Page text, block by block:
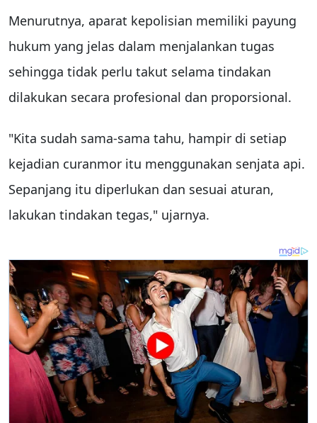
Menurutnya, aparat kepolisian memiliki payung
hukum yang jelas dalam menjalankan tugas
sehingga tidak perlu takut selama tindakan
dilakukan secara profesional dan proporsional.
"Kita sudah sama-sama tahu, hampir di setiap
kejadian curanmor itu menggunakan senjata api.
Sepanjang itu diperlukan dan sesuai aturan,
lakukan tindakan tegas," ujarnya.